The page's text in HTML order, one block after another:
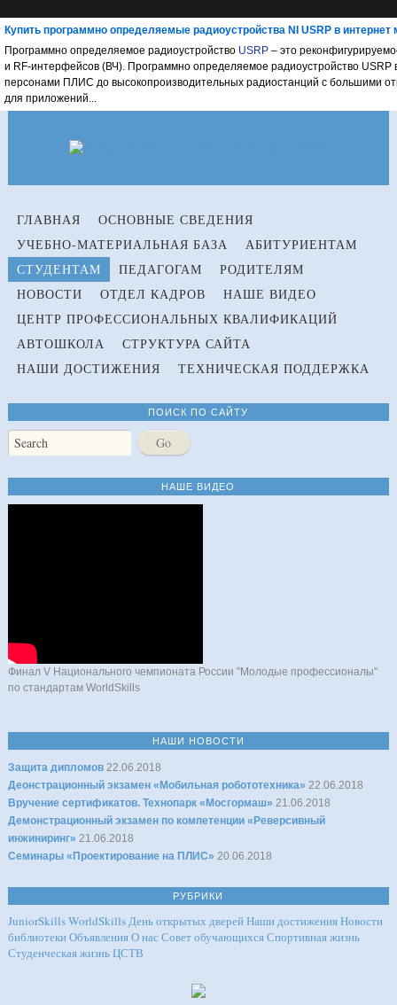
Купить программно определяемые радиоустройства NI USRP в интернет
Программно определяемое радиоустройство USRP – это
и RF-интерфейсов (ВЧ). Программно определяемое радиоустройство
персонами ПЛИС до высокопроизводительных радиостанций с большими
для приложений...
ГЛАВНАЯ
ОСНОВНЫЕ СВЕДЕНИЯ
УЧЕБНО-МАТЕРИАЛЬНАЯ БАЗА
АБИТУРИЕНТАМ
СТУДЕНТАМ
ПЕДАГОГАМ
РОДИТЕЛЯМ
НОВОСТИ
ОТДЕЛ КАДРОВ
НАШЕ ВИДЕО
ЦЕНТР ПРОФЕССИОНАЛЬНЫХ КВАЛИФИКАЦИЙ
АВТОШКОЛА
СТРУКТУРА САЙТА
НАШИ ДОСТИЖЕНИЯ
ТЕХНИЧЕСКАЯ ПОДДЕРЖКА
ПОИСК ПО САЙТУ
НАШЕ ВИДЕО
Финал V Национального чемпионата России "Молодые профессионалы"
по стандартам WorldSkills
НАШИ НОВОСТИ
Защита дипломов 22.06.2018
Деонстрационный экзамен «Мобильная робототехника» 22.06.2018
Вручение сертификатов. Технопарк «Мосгормаш» 21.06.2018
Демонстрационный экзамен по компетенции «Реверсивный
инжиниринг» 21.06.2018
Семинары «Проектирование на ПЛИС» 20.06.2018
РУБРИКИ
JuniorSkillsWorldSkillsДень открытых дверейНаши достиженияНовости
библиотекиОбъявленияО насСовет обучающихсяСпортивная жизнь
Студенческая жизньЦСТВ